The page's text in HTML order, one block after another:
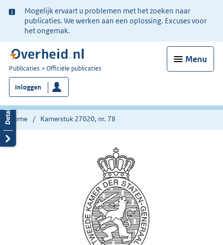
Ter
informatie:
Mogelijk ervaart u problemen met het zoeken naar
publicaties. We werken aan een oplossing. Excuses voor
het ongemak.
Menu
U
bent
nu
hier:
Publicaties Officiële publicaties
Inloggen
Home Kamerstuk 27020, nr. 78